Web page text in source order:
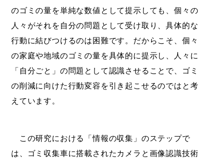
のゴミの量を単純な数値として提示しても、個々の
人々がそれを自分の問題として受け取り、具体的な
行動に結びつけるのは困難です。だからこそ、個々
の家庭や地域のゴミの量を具体的に提示し、人々に
「自分ごと」の問題として認識させることで、ゴミ
の削減に向けた行動変容を引き起こせるのではと考
えています。
この研究における「情報の収集」のステップで
は、ゴミ収集車に搭載されたカメラと画像認識技術